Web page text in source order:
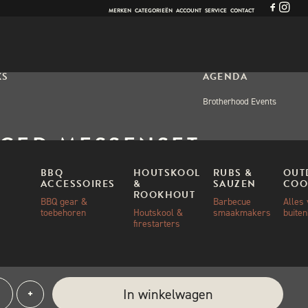
MERKEN CATEGORIEËN ACCOUNT SERVICE CONTACT
BBQ
ACCESSOIRES
BBQ gear &
toebehoren
HOUTSKOOL
&
ROOKHOUT
Houtskool &
firestarters
RUBS &
SAUZEN
Barbecue
smaakmakers
Alles
AGENDA
Brotherhood Events
MESSENSET +
PAKKET
+ In winkelwagen